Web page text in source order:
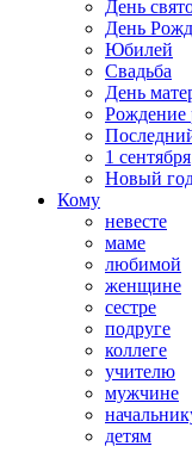
День
День
Юбилей
Свадьба
День
Рождение
1 сентября
Новый
Кому
невесте
маме
любимой
женщине
сестре
подруге
коллеге
учителю
мужчине
детям